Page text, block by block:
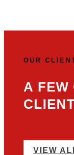
OUR
A FEW
VIEW